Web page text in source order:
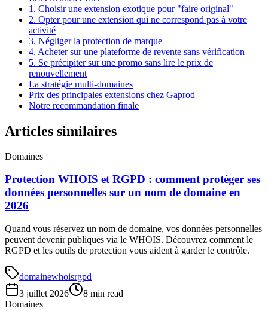
1. Choisir une extension exotique pour "faire original"
2. Opter pour une extension qui ne correspond pas à votre
activité
3. Négliger la protection de marque
4. Acheter sur une plateforme de revente sans vérification
5. Se précipiter sur une promo sans lire le prix de
renouvellement
La stratégie multi-domaines
Prix des principales extensions chez Gaprod
Notre recommandation finale
Articles similaires
Domaines
Protection WHOIS et RGPD : comment protéger ses
données personnelles sur un nom de domaine en
2026
Quand vous réservez un nom de domaine, vos données personnelles
peuvent devenir publiques via le WHOIS. Découvrez comment le
RGPD et les outils de protection vous aident à garder le contrôle.
domainewhoisrgpd
3 juillet 2026
8 min read
Domaines